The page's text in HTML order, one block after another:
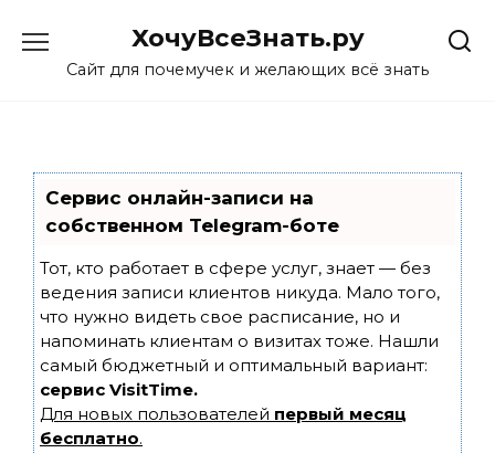
content
ХочуВсеЗнать.ру
Сайт для почемучек и желающих всё знать
Сервис онлайн-записи на
собственном Telegram-боте
Тот, кто работает в сфере услуг, знает — без
ведения записи клиентов никуда. Мало того,
что нужно видеть свое расписание, но и
напоминать клиентам о визитах тоже. Нашли
самый бюджетный и оптимальный вариант:
сервис VisitTime.
Для новых пользователей первый месяц
бесплатно.